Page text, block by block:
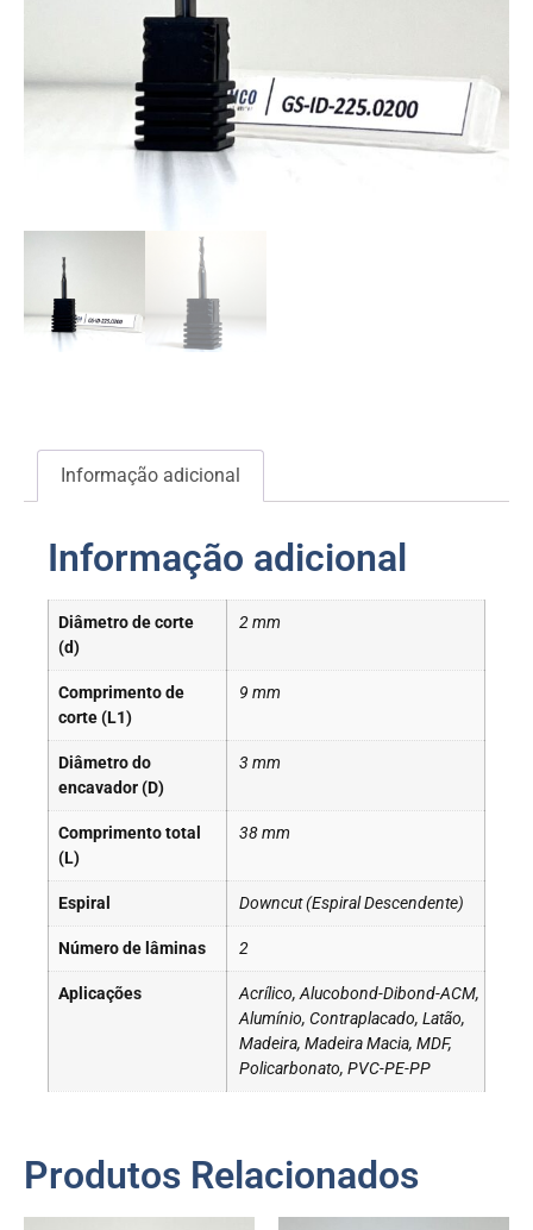
Informação adicional
Informação adicional
Diâmetro de corte
(d)
2 mm
Comprimento de
corte (L1)
9 mm
Diâmetro do
encavador (D)
3 mm
Comprimento total
(L)
38 mm
Espiral Downcut (Espiral Descendente)
Número de lâminas 2
Aplicações
Acrílico, Alucobond-Dibond-ACM,
Alumínio, Contraplacado, Latão,
Madeira, Madeira Macia, MDF,
Policarbonato, PVC-PE-PP
Produtos Relacionados